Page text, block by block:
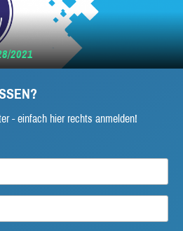
2021
- einfach hier rechts anmelden!